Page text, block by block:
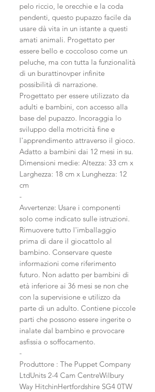
pelo riccio, le orecchie e la coda
pendenti, questo pupazzo facile da
usare dà vita in un istante a questi
amati animali. Progettato per
essere bello e coccoloso come un
peluche, ma con tutta la funzionalità
di un burattinovper infinite
possibilità di narrazione.
Progettato per essere utilizzato da
adulti e bambini, con accesso alla
base del pupazzo. Incoraggia lo
sviluppo della motricità fine e
l'apprendimento attraverso il gioco.
Adatto a bambini dai 12 mesi in su.
Dimensioni medie: Altezza: 33 cm x
Larghezza: 18 cm x Lunghezza: 12
cm
-
Avvertenze: Usare i componenti
solo come indicato sulle istruzioni.
Rimuovere tutto l'imballaggio
prima di dare il giocattolo al
bambino. Conservare queste
informazioni come riferimento
futuro. Non adatto per bambini di
età inferiore ai 36 mesi se non che
con la supervisione e utilizzo da
parte di un adulto. Contiene piccole
parti che possono essere ingerite o
inalate dal bambino e provocare
asfissia o soffocamento.
-
Produttore : The Puppet Company
LtdUnits 2-4 Cam CentreWilbury
Way HitchinHertfordshire SG4 0TW